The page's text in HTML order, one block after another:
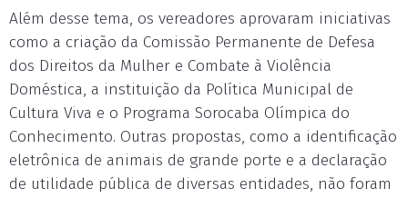
Além desse tema, os vereadores aprovaram iniciativas
como a criação da Comissão Permanente de Defesa
dos Direitos da Mulher e Combate à Violência
Doméstica, a instituição da Política Municipal de
Cultura Viva e o Programa Sorocaba Olímpica do
Conhecimento. Outras propostas, como a identificação
eletrônica de animais de grande porte e a declaração
de utilidade pública de diversas entidades, não foram